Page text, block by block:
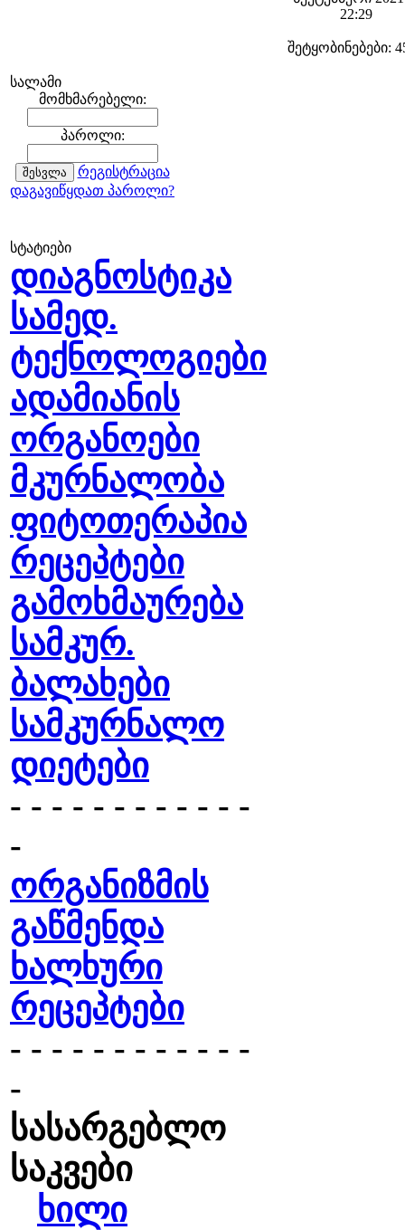
სალამი
მომხმარებელი:
პაროლი:
რეგისტრაცია
დაგავიწყდათ პაროლი?
სტატიები
დიაგნოსტიკა
სამედ.
ტექნოლოგიები
ადამიანის
ორგანოები
მკურნალობა
ფიტოთერაპია
რეცეპტები
გამოხმაურება
სამკურ.
ბალახები
სამკურნალო
დიეტები
- - - - - - - - - - - -
-
ორგანიზმის
გაწმენდა
ხალხური
რეცეპტები
- - - - - - - - - - - -
-
სასარგებლო
საკვები
ხილი
22:29
შეტყობინებები: